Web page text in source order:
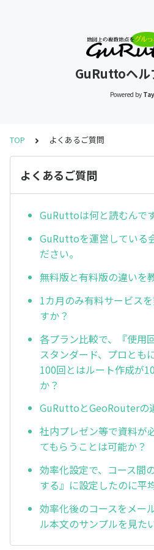
GuRuttoヘル
Powered by
TOP よくあるご質問
よくあるご質問
GuRuttoは何と読むんで
GuRuttoを運営している
ださい。
無料版と有料版の違いを
1カ月のみ有料サービス
すか？
各プラン比較で、『使用
スタンダード、プロとも
100回とはルート作成が
か？
GuRuttoとGeoRouterの
社内プレゼン等で資料が
てもらうことは可能か？
効率化設定で、コース間
する』に設定したのに平
効率化後のコースをメー
ル本文のサンプルを見た